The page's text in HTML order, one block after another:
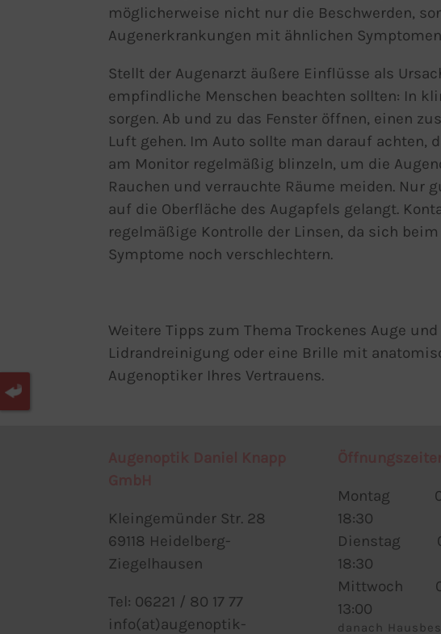
möglicherweise nicht nur die Beschwerden,
Augenerkrankungen mit ähnlichen
Stellt der Augenarzt äußere Einflüsse als
empfindliche Menschen beachten sollten: In
sorgen. Ab und zu das Fenster öffnen, einen
Luft gehen. Im Auto sollte man darauf achten,
am Monitor regelmäßig blinzeln, um die
Rauchen und verrauchte Räume meiden. Nur
auf die Oberfläche des Augapfels gelangt.
regelmäßige Kontrolle der Linsen, da sich
Symptome noch verschlechtern.
Weitere Tipps zum Thema Trockenes Auge
Lidrandreinigung oder eine Brille mit
Augenoptiker Ihres Vertrauens.
Kleingemünder Str. 28
69118 Heidelberg-
Ziegelhausen
Tel: 06221 / 80 17 77
info(at)augenoptik-
Montag
18:30
Dienstag
18:30
Mittwoch
13:00
danach